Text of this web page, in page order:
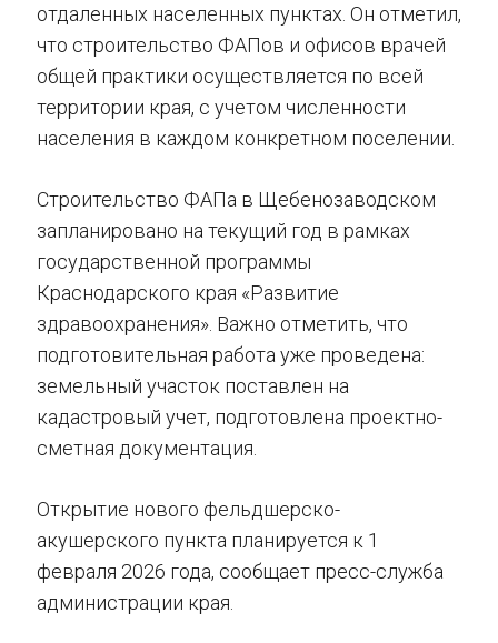
отдаленных населенных пунктах. Он отметил,
что строительство ФАПов и офисов врачей
общей практики осуществляется по всей
территории края, с учетом численности
населения в каждом конкретном поселении.
Строительство ФАПа в Щебенозаводском
запланировано на текущий год в рамках
государственной программы
Краснодарского края «Развитие
здравоохранения». Важно отметить, что
подготовительная работа уже проведена:
земельный участок поставлен на
кадастровый учет, подготовлена проектно-
сметная документация.
Открытие нового фельдшерско-
акушерского пункта планируется к 1
февраля 2026 года, сообщает пресс-служба
администрации края.